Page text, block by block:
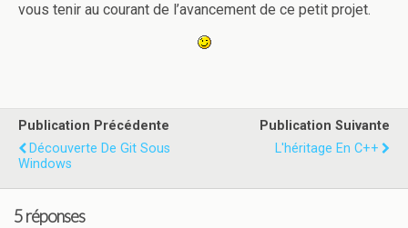
vous tenir au courant de l’avancement de ce petit projet.
Publication Précédente
Découverte De Git Sous
Windows
Publication Suivante
L'héritage En C++
5 réponses